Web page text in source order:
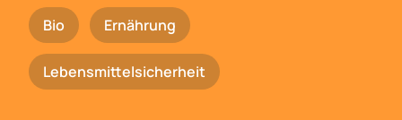
Bio Ernährung
Lebensmittelsicherheit